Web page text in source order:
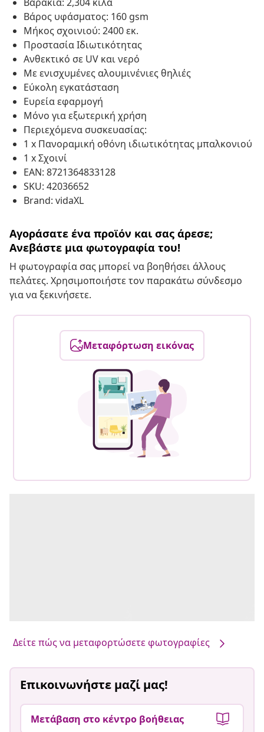
Βάρος υφάσματος: 160 gsm
Μήκος σχοινιού: 2400 εκ.
Προστασία Ιδιωτικότητας
Ανθεκτικό σε UV και νερό
Με ενισχυμένες αλουμινένιες θηλιές
Εύκολη εγκατάσταση
Ευρεία εφαρμογή
Μόνο για εξωτερική χρήση
Περιεχόμενα συσκευασίας:
1 x Πανοραμική οθόνη ιδιωτικότητας μπαλκονιού
1 x Σχοινί
EAN: 8721364833128
SKU: 42036652
Brand: vidaXL
Αγοράσατε ένα προϊόν και σας άρεσε;
Ανεβάστε μια φωτογραφία του!
Η φωτογραφία σας μπορεί να βοηθήσει άλλους
πελάτες. Χρησιμοποιήστε τον παρακάτω σύνδεσμο
για να ξεκινήσετε.
Μεταφόρτωση εικόνας
Δείτε πώς να μεταφορτώσετε φωτογραφίες
Επικοινωνήστε μαζί μας!
Μετάβαση στο κέντρο βοήθειας